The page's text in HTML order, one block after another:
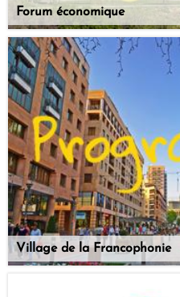
Forum économique
Village de la Francophonie